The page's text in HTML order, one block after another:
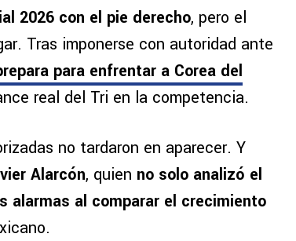
2026 con el pie derecho, pero el
Tras imponerse con autoridad ante
para enfrentar a Corea del
real del Tri en la competencia.
no tardaron en aparecer. Y
Alarcón, quien no solo analizó el
alarmas al comparar el crecimiento